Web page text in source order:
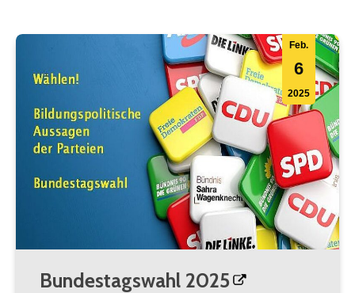
Feb.
6
2025
Bundestagswahl 2025